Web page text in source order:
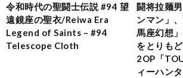
令和時代の聖闘士伝説 #94 望
遠鏡座の聖衣/Reiwa Era
Legend of Saints – #94
Telescope Cloth
闘将拉麺
ンマン」
馬座幻想
をとりも
2OP「
ィーハン